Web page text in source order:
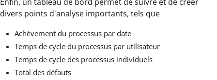
Enfin, un tableau de bord permet de suivre et de créer
divers points d'analyse importants, tels que
Achèvement du processus par date
Temps de cycle du processus par utilisateur
Temps de cycle des processus individuels
Total des défauts